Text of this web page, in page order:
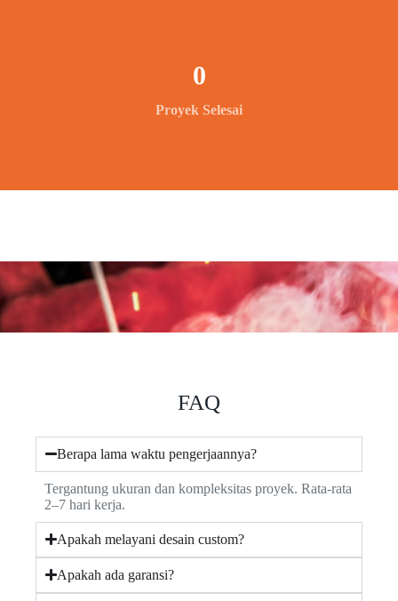
Proyek Selesai
0
FAQ
Berapa lama waktu pengerjaannya?
Tergantung ukuran dan kompleksitas proyek. Rata-rata
2–7 hari kerja.
Apakah melayani desain custom?
Apakah ada garansi?